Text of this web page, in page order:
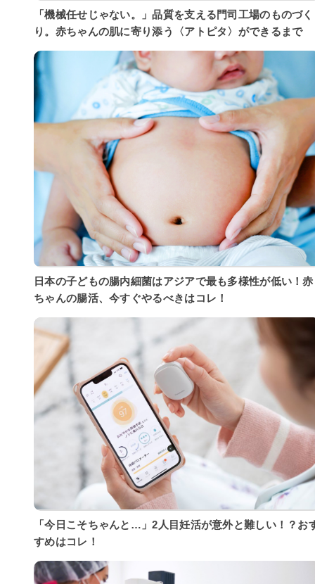
「機械任せじゃない。」品質を支える門司工場のものづく
り。赤ちゃんの肌に寄り添う〈アトピタ〉ができるまで
日本の子どもの腸内細菌はアジアで最も多様性が低い！赤
ちゃんの腸活、今すぐやるべきはコレ！
「今日こそちゃんと…」2人目妊活が意外と難しい！？お
すめはコレ！